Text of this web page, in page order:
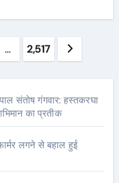
… 2,517
संतोष गंगवार: हस्तकरघा
का प्रतीक
लगने से बहाल हुई